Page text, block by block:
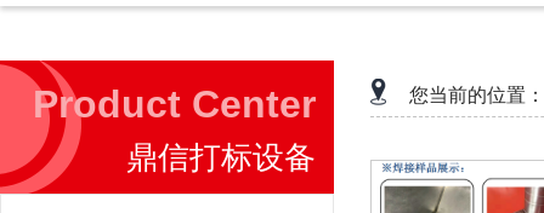
Product Center
鼎信打标设备
您当前的位置：